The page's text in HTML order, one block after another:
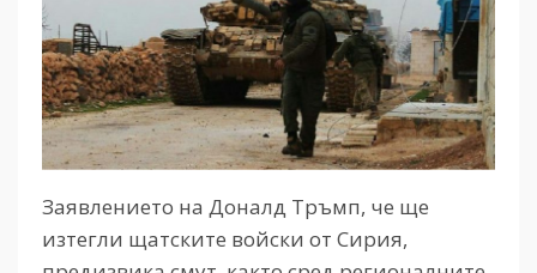
Заявлението на Доналд Тръмп, че ще
изтегли щатските войски от Сирия,